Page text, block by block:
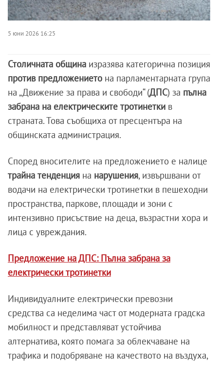
5 юни 2026 16:25
Столичната община изразява категорична позиция
против предложението на парламентарната група
на „Движение за права и свободи“ (ДПС) за пълна
забрана на електрическите тротинетки в
страната. Това съобщиха от пресцентъра на
общинската администрация.
Според вносителите на предложението е налице
трайна тенденция на нарушения, извършвани от
водачи на електрически тротинетки в пешеходни
пространства, паркове, площади и зони с
интензивно присъствие на деца, възрастни хора и
лица с увреждания.
Предложение на ДПС: Пълна забрана за
електрически тротинетки
Индивидуалните електрически превозни
средства са неделима част от модерната градска
мобилност и представляват устойчива
алтернатива, която помага за облекчаване на
трафика и подобряване на качеството на въздуха,